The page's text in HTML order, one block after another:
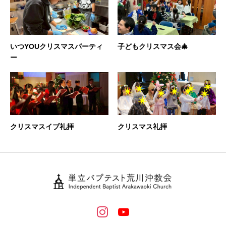
いつYOUクリスマスパーティ
ー
子どもクリスマス会🎄
クリスマスイブ礼拝 クリスマス礼拝